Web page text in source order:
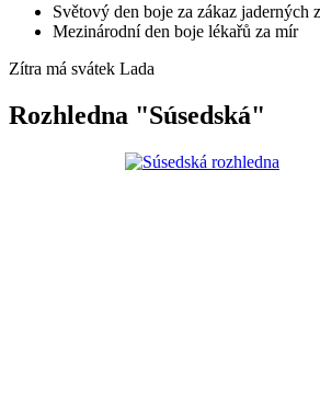
Světový den boje za zákaz jaderných
Mezinárodní den boje lékařů za mír
Zítra má svátek Lada
Rozhledna "Súsedská"